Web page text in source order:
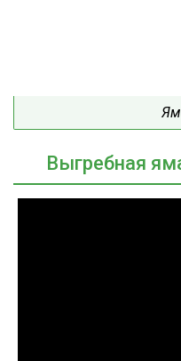
Выгребная